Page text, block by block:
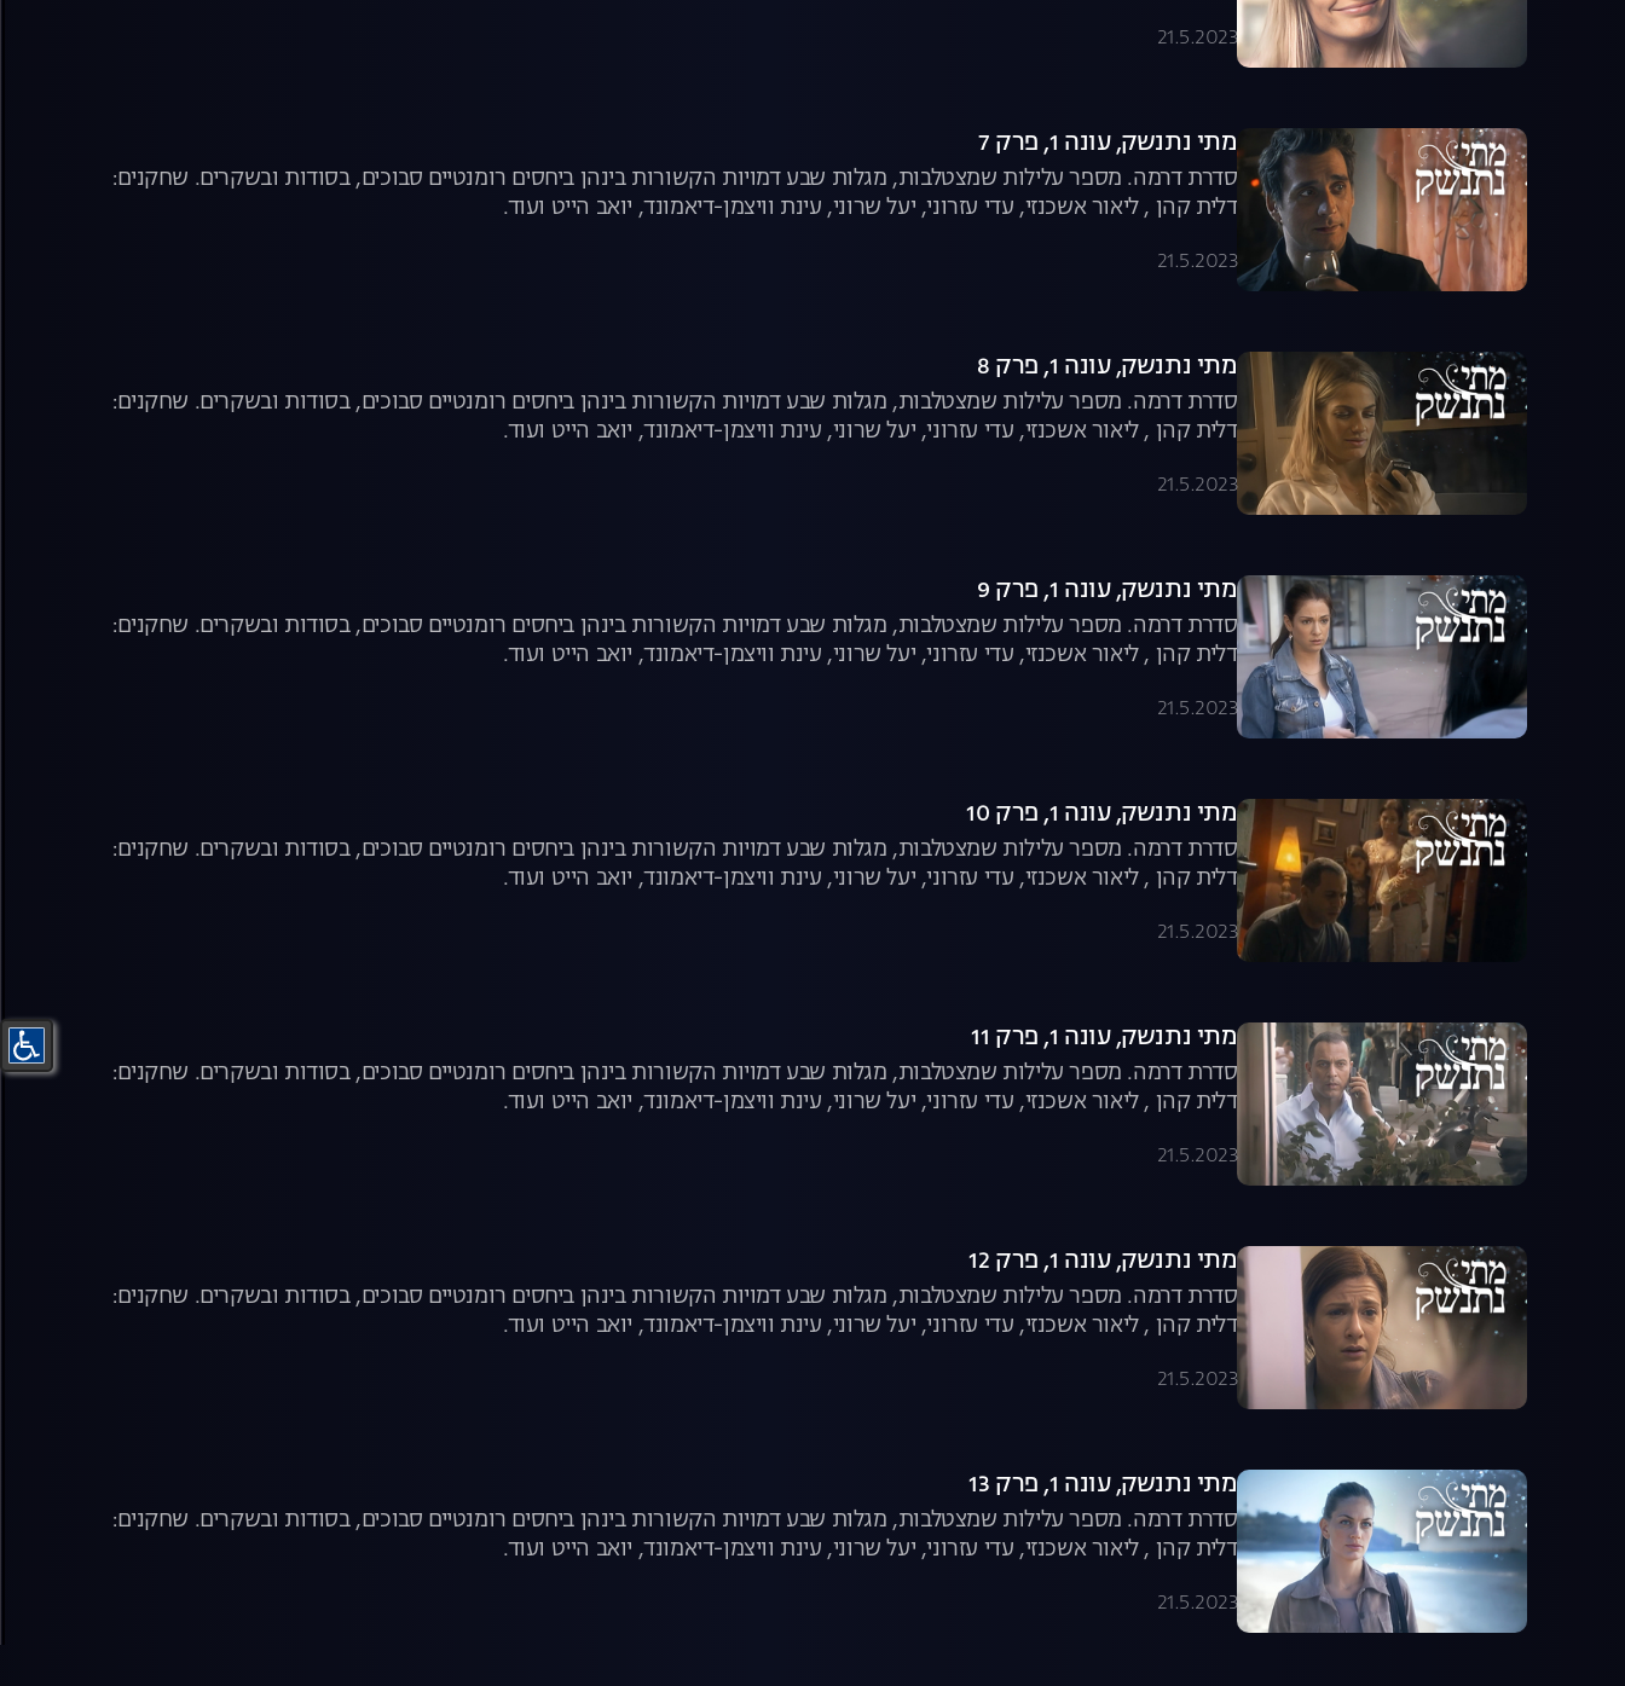
21.5.2023
מתי נתנשק, עונה 1, פרק 7
סדרת דרמה. מספר עלילות שמצטלבות, מגלות שבע דמויות הקשורות בינהן ביחסים רומנטיים סבוכים, בסודות ובשקרים. שחקנים:
דלית קהן , ליאור אשכנזי, עדי עזרוני, יעל שרוני, עינת וויצמן-דיאמונד, יואב הייט ועוד.
21.5.2023
מתי נתנשק, עונה 1, פרק 8
סדרת דרמה. מספר עלילות שמצטלבות, מגלות שבע דמויות הקשורות בינהן ביחסים רומנטיים סבוכים, בסודות ובשקרים. שחקנים:
דלית קהן , ליאור אשכנזי, עדי עזרוני, יעל שרוני, עינת וויצמן-דיאמונד, יואב הייט ועוד.
21.5.2023
מתי נתנשק, עונה 1, פרק 9
סדרת דרמה. מספר עלילות שמצטלבות, מגלות שבע דמויות הקשורות בינהן ביחסים רומנטיים סבוכים, בסודות ובשקרים. שחקנים:
דלית קהן , ליאור אשכנזי, עדי עזרוני, יעל שרוני, עינת וויצמן-דיאמונד, יואב הייט ועוד.
21.5.2023
מתי נתנשק, עונה 1, פרק 10
סדרת דרמה. מספר עלילות שמצטלבות, מגלות שבע דמויות הקשורות בינהן ביחסים רומנטיים סבוכים, בסודות ובשקרים. שחקנים:
דלית קהן , ליאור אשכנזי, עדי עזרוני, יעל שרוני, עינת וויצמן-דיאמונד, יואב הייט ועוד.
21.5.2023
מתי נתנשק, עונה 1, פרק 11
סדרת דרמה. מספר עלילות שמצטלבות, מגלות שבע דמויות הקשורות בינהן ביחסים רומנטיים סבוכים, בסודות ובשקרים. שחקנים:
דלית קהן , ליאור אשכנזי, עדי עזרוני, יעל שרוני, עינת וויצמן-דיאמונד, יואב הייט ועוד.
21.5.2023
מתי נתנשק, עונה 1, פרק 12
סדרת דרמה. מספר עלילות שמצטלבות, מגלות שבע דמויות הקשורות בינהן ביחסים רומנטיים סבוכים, בסודות ובשקרים. שחקנים:
דלית קהן , ליאור אשכנזי, עדי עזרוני, יעל שרוני, עינת וויצמן-דיאמונד, יואב הייט ועוד.
21.5.2023
מתי נתנשק, עונה 1, פרק 13
סדרת דרמה. מספר עלילות שמצטלבות, מגלות שבע דמויות הקשורות בינהן ביחסים רומנטיים סבוכים, בסודות ובשקרים. שחקנים:
דלית קהן , ליאור אשכנזי, עדי עזרוני, יעל שרוני, עינת וויצמן-דיאמונד, יואב הייט ועוד.
21.5.2023